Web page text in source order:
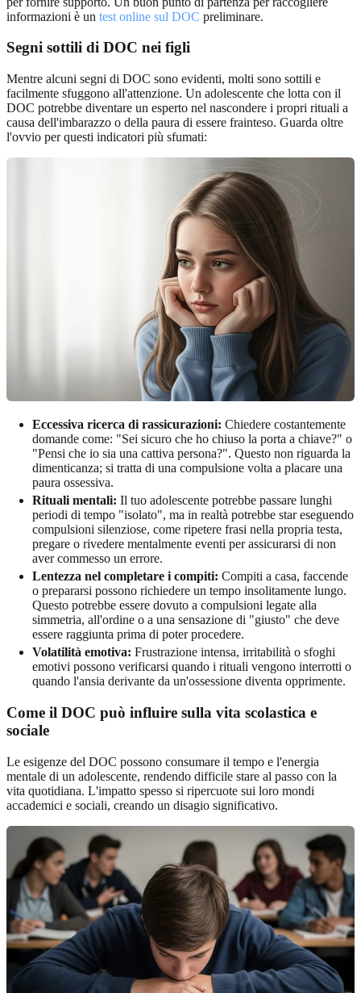
informazioni è un test online sul DOC preliminare.
Segni sottili di DOC nei figli
Mentre alcuni segni di DOC sono evidenti, molti sono sottili e
facilmente sfuggono all'attenzione. Un adolescente che lotta con il
DOC potrebbe diventare un esperto nel nascondere i propri rituali a
causa dell'imbarazzo o della paura di essere frainteso. Guarda oltre
l'ovvio per questi indicatori più sfumati:
Eccessiva ricerca di rassicurazioni: Chiedere costantemente
domande come: "Sei sicuro che ho chiuso la porta a chiave?" o
"Pensi che io sia una cattiva persona?". Questo non riguarda la
dimenticanza; si tratta di una compulsione volta a placare una
paura ossessiva.
Rituali mentali: Il tuo adolescente potrebbe passare lunghi
periodi di tempo "isolato", ma in realtà potrebbe star eseguendo
compulsioni silenziose, come ripetere frasi nella propria testa,
pregare o rivedere mentalmente eventi per assicurarsi di non
aver commesso un errore.
Lentezza nel completare i compiti: Compiti a casa, faccende
o prepararsi possono richiedere un tempo insolitamente lungo.
Questo potrebbe essere dovuto a compulsioni legate alla
simmetria, all'ordine o a una sensazione di "giusto" che deve
essere raggiunta prima di poter procedere.
Volatilità emotiva: Frustrazione intensa, irritabilità o sfoghi
emotivi possono verificarsi quando i rituali vengono interrotti o
quando l'ansia derivante da un'ossessione diventa opprimente.
Come il DOC può influire sulla vita scolastica e
sociale
Le esigenze del DOC possono consumare il tempo e l'energia
mentale di un adolescente, rendendo difficile stare al passo con la
vita quotidiana. L'impatto spesso si ripercuote sui loro mondi
accademici e sociali, creando un disagio significativo.